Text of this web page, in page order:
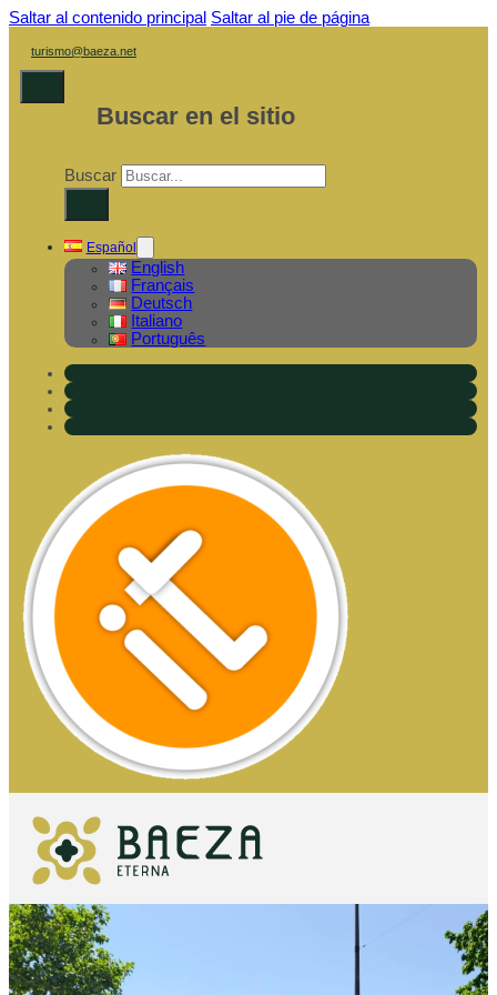
Saltar al contenido principal Saltar al pie de página
turismo@baeza.net
Buscar en el sitio
Buscar
Español
English
Français
Deutsch
Italiano
Português
QUÉ VER
IMPRESCINDIBLES
QUÉ